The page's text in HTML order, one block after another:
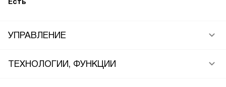
УПРАВЛЕНИЕ
ТЕХНОЛОГИИ, ФУНКЦИИ